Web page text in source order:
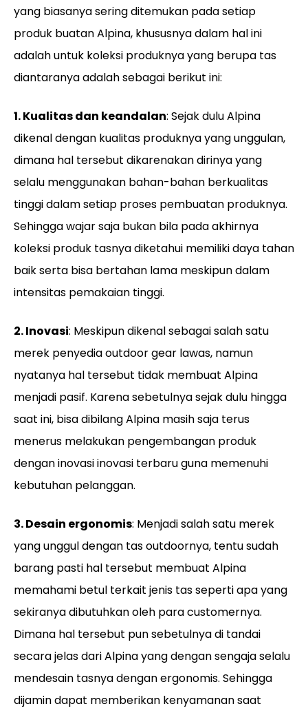
yang biasanya sering ditemukan pada setiap
produk buatan Alpina, khususnya dalam hal ini
adalah untuk koleksi produknya yang berupa tas
diantaranya adalah sebagai berikut ini:
1. Kualitas dan keandalan: Sejak dulu Alpina
dikenal dengan kualitas produknya yang unggulan,
dimana hal tersebut dikarenakan dirinya yang
selalu menggunakan bahan-bahan berkualitas
tinggi dalam setiap proses pembuatan produknya.
Sehingga wajar saja bukan bila pada akhirnya
koleksi produk tasnya diketahui memiliki daya tahan
baik serta bisa bertahan lama meskipun dalam
intensitas pemakaian tinggi.
2. Inovasi: Meskipun dikenal sebagai salah satu
merek penyedia outdoor gear lawas, namun
nyatanya hal tersebut tidak membuat Alpina
menjadi pasif. Karena sebetulnya sejak dulu hingga
saat ini, bisa dibilang Alpina masih saja terus
menerus melakukan pengembangan produk
dengan inovasi inovasi terbaru guna memenuhi
kebutuhan pelanggan.
3. Desain ergonomis: Menjadi salah satu merek
yang unggul dengan tas outdoornya, tentu sudah
barang pasti hal tersebut membuat Alpina
memahami betul terkait jenis tas seperti apa yang
sekiranya dibutuhkan oleh para customernya.
Dimana hal tersebut pun sebetulnya di tandai
secara jelas dari Alpina yang dengan sengaja selalu
mendesain tasnya dengan ergonomis. Sehingga
dijamin dapat memberikan kenyamanan saat